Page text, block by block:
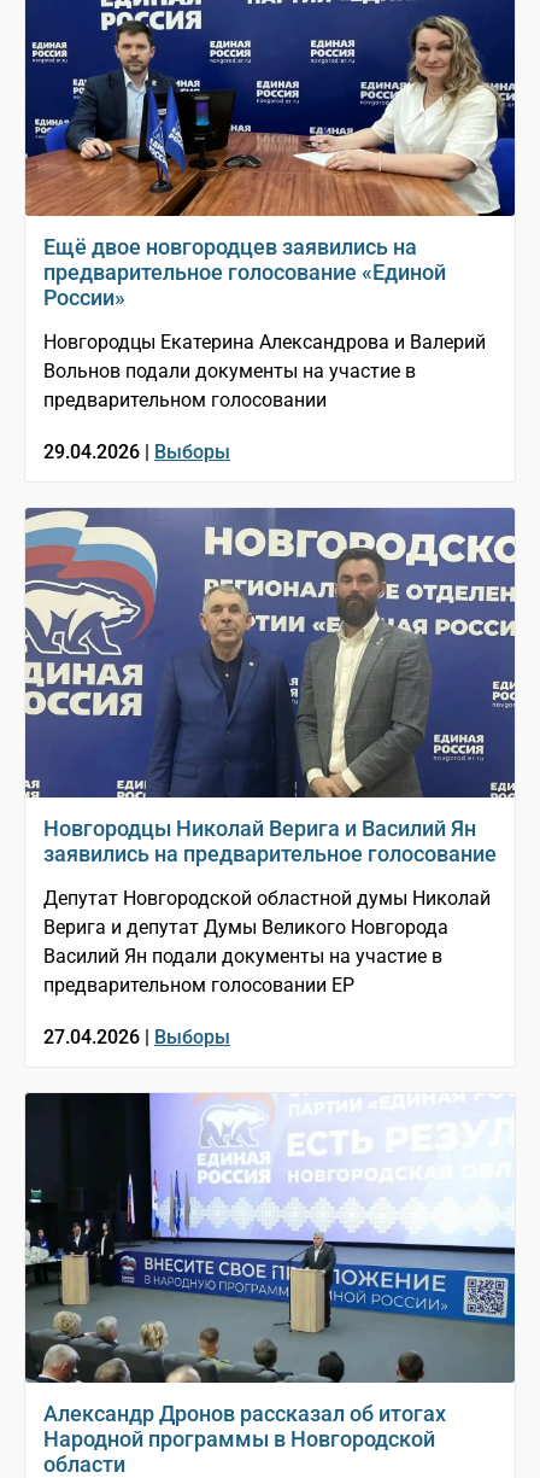
Ещё двое новгородцев заявились на
предварительное голосование «Единой
России»
Новгородцы Екатерина Александрова и Валерий
Вольнов подали документы на участие в
предварительном голосовании
29.04.2026 | Выборы
Новгородцы Николай Верига и Василий Ян
заявились на предварительное голосование
Депутат Новгородской областной думы Николай
Верига и депутат Думы Великого Новгорода
Василий Ян подали документы на участие в
предварительном голосовании ЕР
27.04.2026 | Выборы
Александр Дронов рассказал об итогах
Народной программы в Новгородской
области